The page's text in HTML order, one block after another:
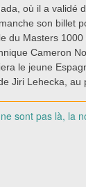
où il a validé
son billet
du Masters
Cameron
le jeune
Jiri Lehecka, au
sont pas là, la